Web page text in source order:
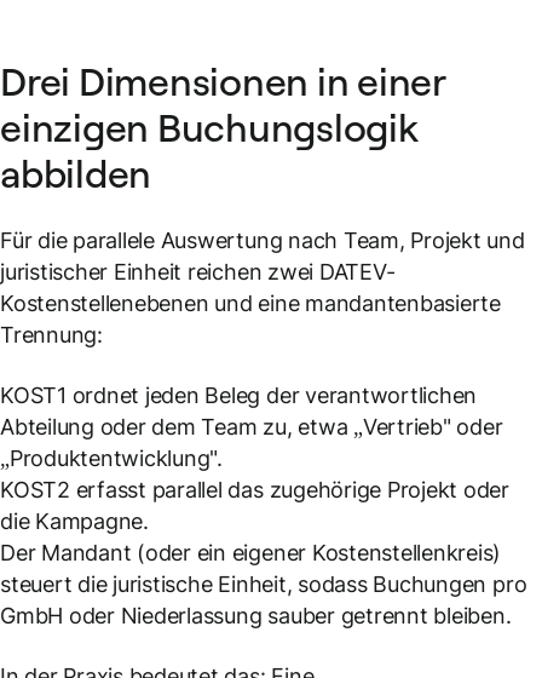
Drei Dimensionen in einer
einzigen Buchungslogik
abbilden
Für die parallele Auswertung nach Team, Projekt und
juristischer Einheit reichen zwei DATEV-
Kostenstellenebenen und eine mandantenbasierte
Trennung:
KOST1 ordnet jeden Beleg der verantwortlichen
Abteilung oder dem Team zu, etwa „Vertrieb" oder
„Produktentwicklung".
KOST2 erfasst parallel das zugehörige Projekt oder
die Kampagne.
Der Mandant (oder ein eigener Kostenstellenkreis)
steuert die juristische Einheit, sodass Buchungen pro
GmbH oder Niederlassung sauber getrennt bleiben.